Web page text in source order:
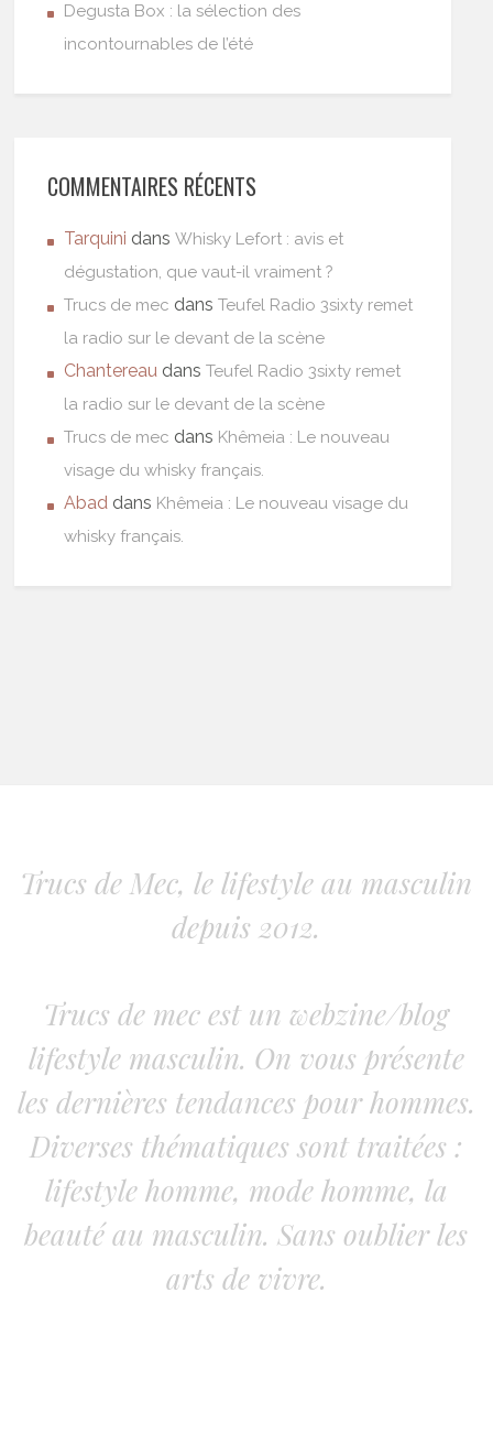
Degusta Box : la sélection des
incontournables de l’été
COMMENTAIRES RÉCENTS
Tarquini dansWhisky Lefort : avis et
dégustation, que vaut-il vraiment ?
Trucs de mec dansTeufel Radio 3sixty remet
la radio sur le devant de la scène
Chantereau dansTeufel Radio 3sixty remet
la radio sur le devant de la scène
Trucs de mec dans Khêmeia : Le nouveau
visage du whisky français.
Abad dans Khêmeia : Le nouveau visage du
whisky français.
Trucs de Mec, le lifestyle au masculin
depuis 2012.
Trucs de mec est un webzine/blog
lifestyle masculin. On vous présente
les dernières tendances pour hommes.
Diverses thématiques sont traitées :
lifestyle homme, mode homme, la
beauté au masculin. Sans oublier les
arts de vivre.